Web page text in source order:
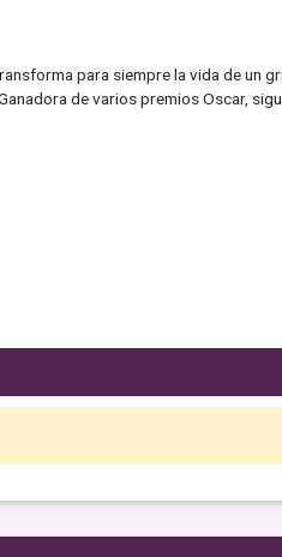
para siempre la vida de un
de varios premios Oscar,